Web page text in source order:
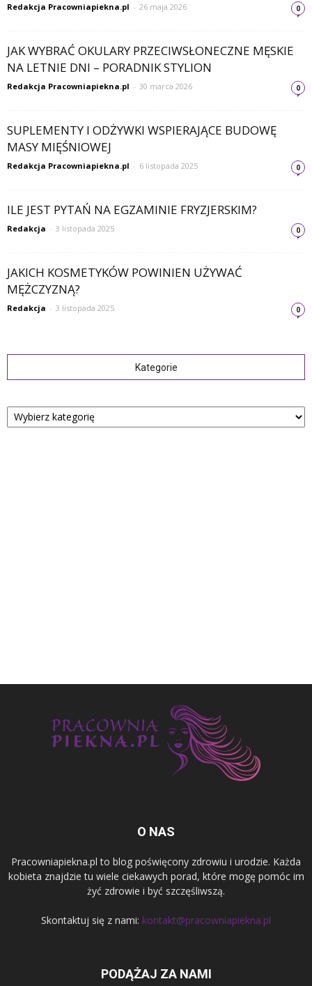
Redakcja Pracowniapiekna.pl - 26 maja 2026 0
JAK WYBRAĆ OKULARY PRZECIWSŁONECZNE MĘSKIE
NA LETNIE DNI – PORADNIK STYLION
Redakcja Pracowniapiekna.pl - 30 marca 2026 0
SUPLEMENTY I ODŻYWKI WSPIERAJĄCE BUDOWĘ
MASY MIĘŚNIOWEJ
Redakcja Pracowniapiekna.pl - 6 listopada 2025 0
ILE JEST PYTAŃ NA EGZAMINIE FRYZJERSKIM?
Redakcja - 3 listopada 2025 0
JAKICH KOSMETYKÓW POWINIEN UŻYWAĆ
MĘŻCZYZNĄ?
Redakcja - 3 listopada 2025 0
Kategorie
Kategorie
O NAS
Pracowniapiekna.pl to blog poświęcony zdrowiu i urodzie. Każda
kobieta znajdzie tu wiele ciekawych porad, które mogę pomóc im
żyć zdrowie i być szczęśliwszą.
Skontaktuj się z nami: kontakt@pracowniapiekna.pl
PODĄŻAJ ZA NAMI